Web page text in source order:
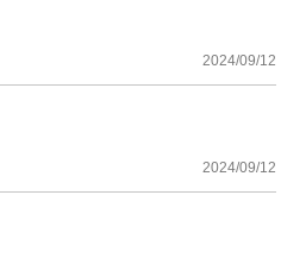
2024/09/12
2024/09/12